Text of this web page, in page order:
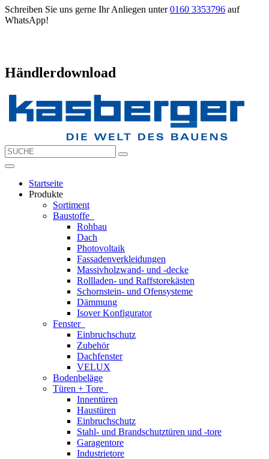
Schreiben Sie uns gerne Ihr Anliegen unter0160 3353796 auf
WhatsApp!
Händlerdownload
Startseite
Produkte
Sortiment
Baustoffe
Rohbau
Dach
Photovoltaik
Fassadenverkleidungen
Massivholzwand- und -decke
Rollladen- und Raffstorekästen
Schornstein- und Ofensysteme
Dämmung
Isover Konfigurator
Fenster
Einbruchschutz
Zubehör
Dachfenster
VELUX
Bodenbeläge
Türen + Tore
Innentüren
Haustüren
Einbruchschutz
Stahl- und Brandschutztüren und -tore
Garagentore
Industrietore